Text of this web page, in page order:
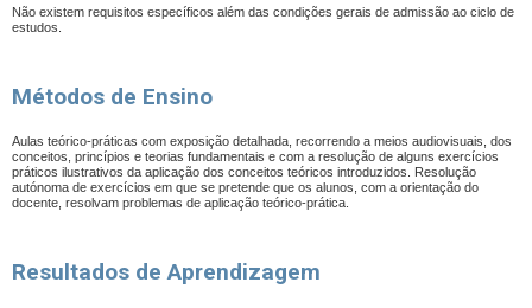
Não existem requisitos específicos além das condições gerais de admissão ao ciclo de
estudos.
Métodos de Ensino
Aulas teórico-práticas com exposição detalhada, recorrendo a meios audiovisuais, dos
conceitos, princípios e teorias fundamentais e com a resolução de alguns exercícios
práticos ilustrativos da aplicação dos conceitos teóricos introduzidos. Resolução
autónoma de exercícios em que se pretende que os alunos, com a orientação do
docente, resolvam problemas de aplicação teórico-prática.
Resultados de Aprendizagem